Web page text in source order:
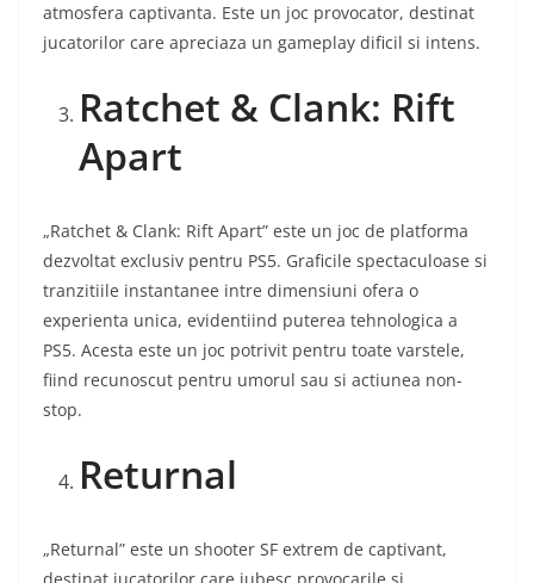
atmosfera captivanta. Este un joc provocator, destinat
jucatorilor care apreciaza un gameplay dificil si intens.
Ratchet & Clank: Rift
Apart
„Ratchet & Clank: Rift Apart” este un joc de platforma
dezvoltat exclusiv pentru PS5. Graficile spectaculoase si
tranzitiile instantanee intre dimensiuni ofera o
experienta unica, evidentiind puterea tehnologica a
PS5. Acesta este un joc potrivit pentru toate varstele,
fiind recunoscut pentru umorul sau si actiunea non-
stop.
Returnal
„Returnal” este un shooter SF extrem de captivant,